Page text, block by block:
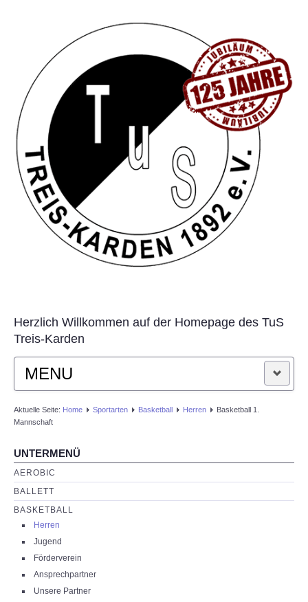
Herzlich Willkommen auf der Homepage des TuS
Treis-Karden
MENU
STARTSEITE
VEREIN
SPORTARTEN
KONTAKT
Aktuelle Seite: Home Sportarten Basketball Herren
Basketball 1.
Mannschaft
UNTERMENÜ
AEROBIC
BALLETT
BASKETBALL
Herren
Jugend
Förderverein
Ansprechpartner
Unsere Partner